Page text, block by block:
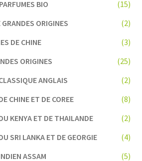
BIO
(15)
ORIGINES
(2)
DE CHINE
(3)
ORIGINES
(25)
ANGLAIS
(2)
CHINE ET DE COREE
(8)
KENYA ET DE THAILANDE
(2)
SRI LANKA ET DE GEORGIE
(4)
ASSAM
(5)